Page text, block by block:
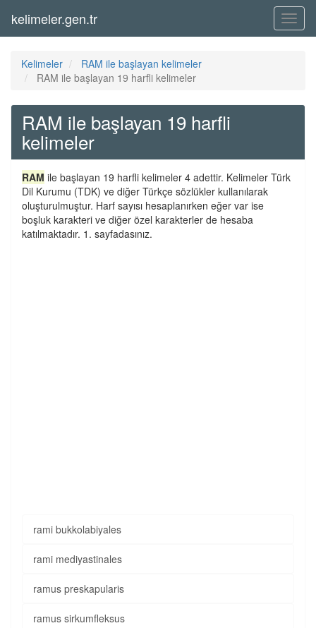
Menü
kelimeler.gen.tr
Kelimeler
RAM ile başlayan kelimeler
RAM ile başlayan 19 harfli kelimeler
RAM ile başlayan 19 harfli
kelimeler
RAM ile başlayan 19 harfli kelimeler 4 adettir. Kelimeler Türk
Dil Kurumu (TDK) ve diğer Türkçe sözlükler kullanılarak
oluşturulmuştur. Harf sayısı hesaplanırken eğer var ise
boşluk karakteri ve diğer özel karakterler de hesaba
katılmaktadır. 1. sayfadasınız.
rami bukkolabiyales
rami mediyastinales
ramus preskapularis
ramus sirkumfleksus